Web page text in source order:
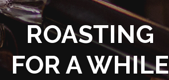
ROASTING
FOR A WHILE